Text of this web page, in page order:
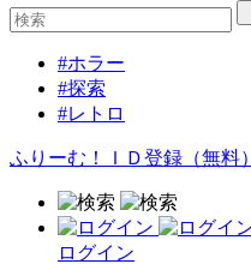
#ホラー
#探索
#レトロ
ふりーむ！ＩＤ登録（無料）
ログイン